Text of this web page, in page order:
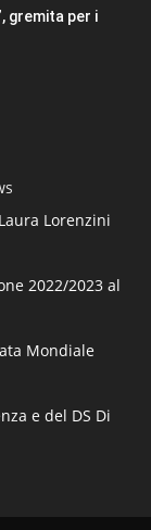
gremita per i
Lorenzini
2022/2023 al
Mondiale
e del DS Di